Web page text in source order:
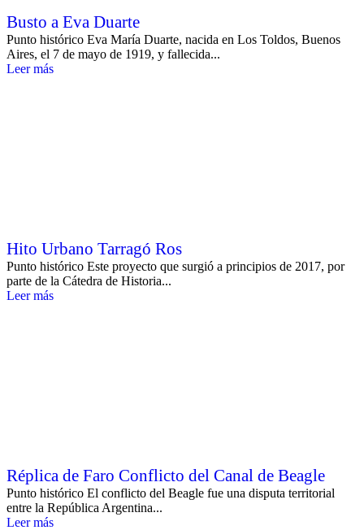
Busto a Eva Duarte
Punto histórico Eva María Duarte, nacida en Los Toldos, Buenos
Aires, el 7 de mayo de 1919, y fallecida...
Leer más
Hito Urbano Tarragó Ros
Punto histórico Este proyecto que surgió a principios de 2017, por
parte de la Cátedra de Historia...
Leer más
Réplica de Faro Conflicto del Canal de Beagle
Punto histórico El conflicto del Beagle fue una disputa territorial
entre la República Argentina...
Leer más